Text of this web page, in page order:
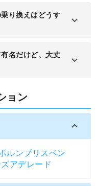
す。
備の評価は高いの
の点での評価はそ
評判が後を絶ちま
り換えはどうす
んが、日本人は
いう自動ゲートで
ドを受け取るだけ
国審査が早く済み
名だけど、大丈
守り、住民の健康
入国する人の検疫
乳製品、魚・魚製
が通ったクッキ
スタンバイしてい
申告しましょう。
ョン
ルンブリスベン
アデレード